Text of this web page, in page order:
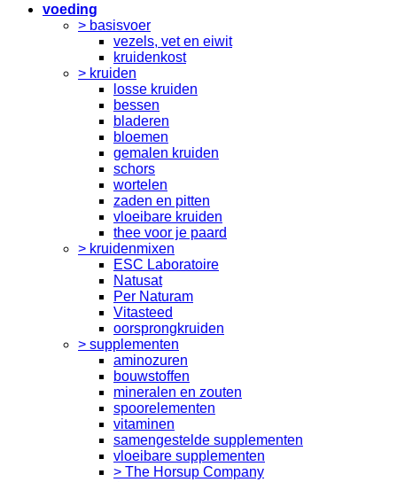
voeding
> basisvoer
vezels, vet en eiwit
kruidenkost
> kruiden
losse kruiden
bessen
bladeren
bloemen
gemalen kruiden
schors
wortelen
zaden en pitten
vloeibare kruiden
thee voor je paard
> kruidenmixen
ESC Laboratoire
Natusat
Per Naturam
Vitasteed
oorsprongkruiden
> supplementen
aminozuren
bouwstoffen
mineralen en zouten
spoorelementen
vitaminen
samengestelde supplementen
vloeibare supplementen
> The Horsup Company